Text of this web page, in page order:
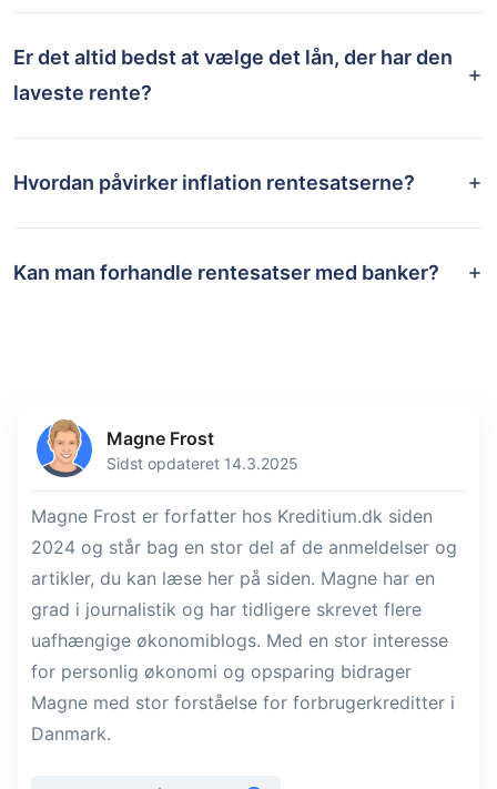
Er det altid bedst at vælge det lån, der har den
laveste rente?
Hvordan påvirker inflation rentesatserne?
Kan man forhandle rentesatser med banker?
Magne Frost
Sidst opdateret 14.3.2025
Magne Frost er forfatter hos Kreditium.dk siden
2024 og står bag en stor del af de anmeldelser og
artikler, du kan læse her på siden. Magne har en
grad i journalistik og har tidligere skrevet flere
uafhængige økonomiblogs. Med en stor interesse
for personlig økonomi og opsparing bidrager
Magne med stor forståelse for forbrugerkreditter i
Danmark.